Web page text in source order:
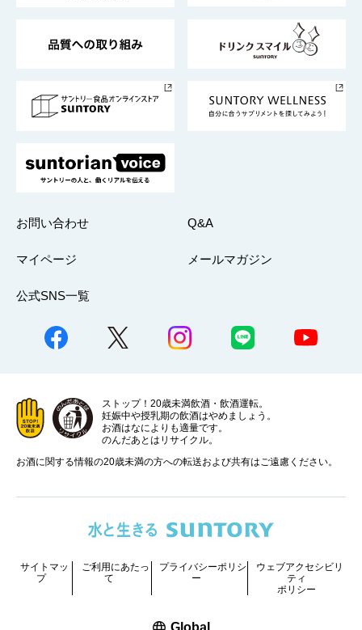
採用情報
お問い合わせ Q&A
マイページ メールマガジン
公式SNS一覧
ストップ！20歳未満飲酒・飲酒運転。
妊娠中や授乳期の飲酒はやめましょう。
お酒はなによりも適量です。
のんだあとはリサイクル。
お酒に関する情報の20歳未満の方への転送および共有はご遠慮ください。
サイトマッ
プ
ご利用にあたっ
て
プライバシーポリシ
ー
ウェブアクセシビリ
ティ
ポリシー
Global 新しいウィンドウで開く